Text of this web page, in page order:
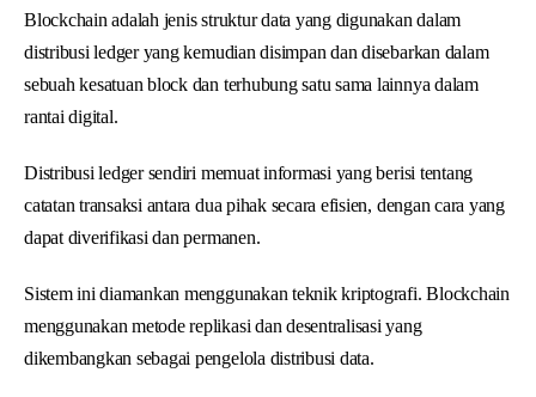
Blockchain adalah jenis struktur data yang digunakan dalam
distribusi ledger yang kemudian disimpan dan disebarkan dalam
sebuah kesatuan block dan terhubung satu sama lainnya dalam
rantai digital.
Distribusi ledger sendiri memuat informasi yang berisi tentang
catatan transaksi antara dua pihak secara efisien, dengan cara yang
dapat diverifikasi dan permanen.
Sistem ini diamankan menggunakan teknik kriptografi. Blockchain
menggunakan metode replikasi dan desentralisasi yang
dikembangkan sebagai pengelola distribusi data.